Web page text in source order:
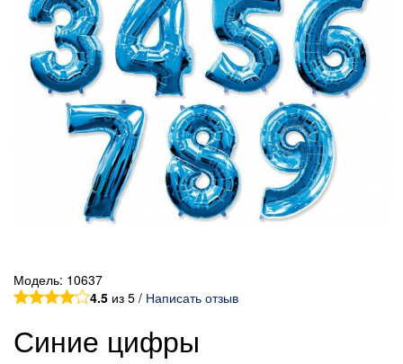
Модель: 10637
4.5 из 5 / Написать отзыв
Синие цифры